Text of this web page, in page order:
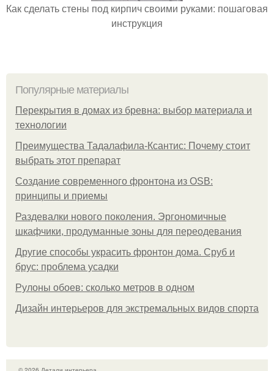
Как сделать стены под кирпич своими руками: пошаговая
инструкция
Популярные материалы
Перекрытия в домах из бревна: выбор материала и
технологии
Преимущества Тадалафила-Ксантис: Почему стоит
выбрать этот препарат
Создание современного фронтона из OSB:
принципы и приемы
Раздевалки нового поколения. Эргономичные
шкафчики, продуманные зоны для переодевания
Другие способы украсить фронтон дома. Сруб и
брус: проблема усадки
Рулоны обоев: сколько метров в одном
Дизайн интерьеров для экстремальных видов спорта